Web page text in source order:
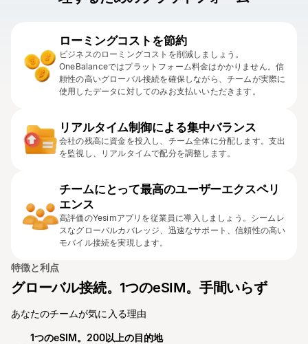
ローミングコストを節約
ビジネスのローミングコストを削減しましょう。
OneBalanceではプラットフォーム料金はかかりません。信
頼性の高いグローバル接続を確保しながら、チームが実際に
使用したデータに対してのみお支払いいただきます。
リアルタイム制御による集中バランス
会社の残高に資金を投入し、チーム全体に分配します。支出
を監視し、リアルタイムで配分を調整します。
チームにとって最高のユーザーエクスペリ
エンス
高評価のYesimアプリを従業員に導入しましょう。シームレ
スなグローバルカバレッジ、迅速なサポート、信頼性の高い
モバイル接続を実現します。
特徴と利点
グローバル接続。1つのeSIM。手間いらず
あなたのチームが気に入る理由
1つのeSIM。200以上の目的地